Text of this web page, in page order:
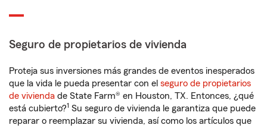
Seguro de propietarios de vivienda
Proteja sus inversiones más grandes de eventos inesperados
que la vida le pueda presentar con el seguro de propietarios
de vivienda de State Farm® en Houston, TX. Entonces, ¿qué
está cubierto?1 Su seguro de vivienda le garantiza que puede
reparar o reemplazar su vivienda, así como los artículos que